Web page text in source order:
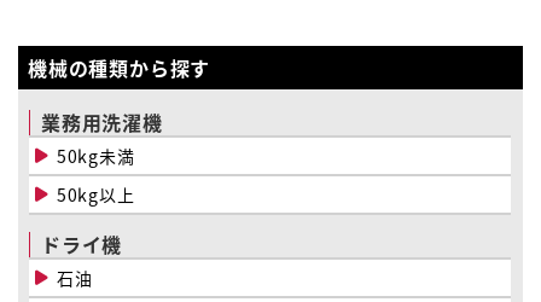
機械の種類から探す
業務用洗濯機
50kg未満
50kg以上
ドライ機
石油